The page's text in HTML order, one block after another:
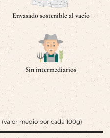
Envasado sostenible al vacío
Sin intermediarios
(valor medio por cada 100g)